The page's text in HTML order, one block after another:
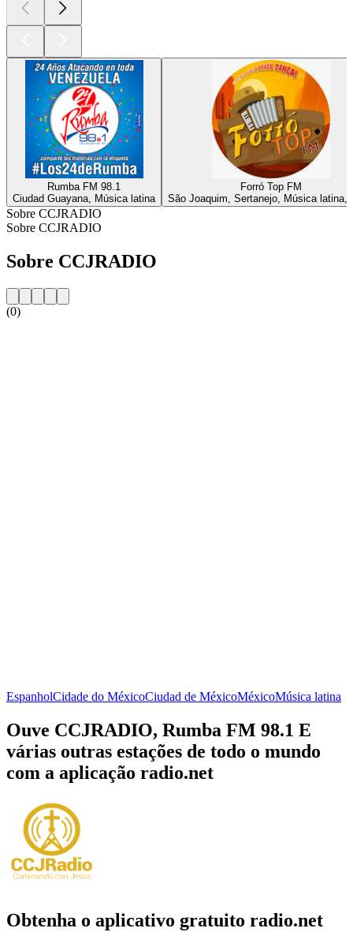
Rumba FM 98.1
Ciudad Guayana, Música latina
Forró Top FM
São Joaquim, Sertanejo, Música latina,
Sobre CCJRADIO
Sobre CCJRADIO
Sobre CCJRADIO
(0)
EspanholCidade do MéxicoCiudad de MéxicoMéxicoMúsica latina
Ouve CCJRADIO, Rumba FM 98.1 E
várias outras estações de todo o mundo
com a aplicação radio.net
Obtenha o aplicativo gratuito radio.net